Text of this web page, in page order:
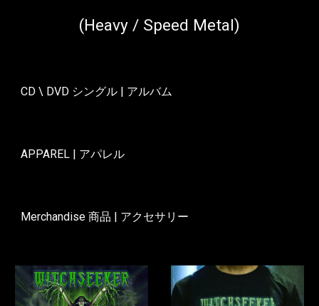
(Heavy / Speed Metal)
CD \ DVD シングル | アルバム
APPAREL | アパレル
Merchandise 商品 | アクセサリー